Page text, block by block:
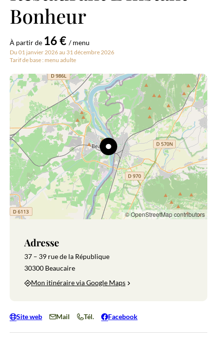
Bonheur
À partir de 16 € / menu
Du 01 janvier 2026 au 31 décembre 2026
Tarif de base : menu adulte
© OpenStreetMap contributors
Adresse
37 – 39 rue de la République
30300 Beaucaire
Mon itinéraire via Google Maps
Site web Mail Tél. Facebook